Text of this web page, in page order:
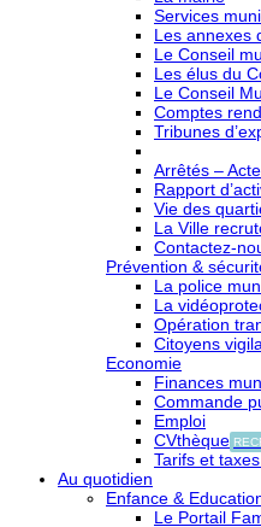
Services
Les annexes
Le Conseil
Les élus du
Le Conseil
Comptes
Tribunes
Arrêtés –
Rapport
Vie des
La Ville
Contactez-
Prévention &
La police
La
Opération
Citoyens
Economie
Finances
Commande
Emploi
CVthèque
Tarifs et
Au quotidien
Enfance &
Le Portail